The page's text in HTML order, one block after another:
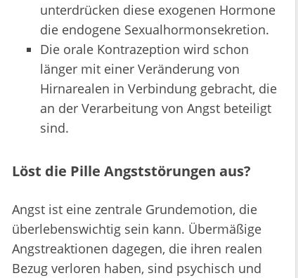
unterdrücken diese exogenen Hormone
die endogene Sexualhormonsekretion.
Die orale Kontrazeption wird schon
länger mit einer Veränderung von
Hirnarealen in Verbindung gebracht, die
an der Verarbeitung von Angst beteiligt
sind.
Löst die Pille Angststörungen aus?
Angst ist eine zentrale Grundemotion, die
überlebenswichtig sein kann. Übermäßige
Angstreaktionen dagegen, die ihren realen
Bezug verloren haben, sind psychisch und